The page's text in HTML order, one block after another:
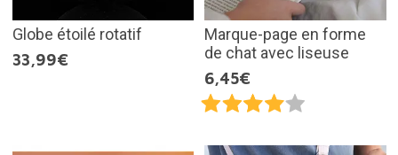
Globe étoilé rotatif
33,99€
Marque-page en forme
de chat avec liseuse
6,45€